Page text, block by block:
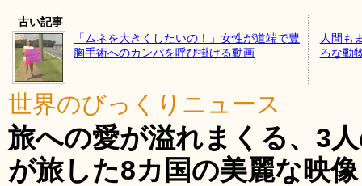
古い記事
「ムネを大きくしたいの！」女性が道端で豊
胸手術へのカンパを呼び掛ける動画
人間も
ろな動
世界のびっくりニュース
旅への愛が溢れまくる、3
が旅した8カ国の美麗な映